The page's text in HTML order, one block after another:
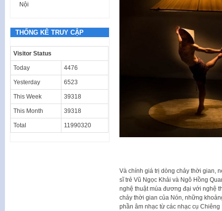
Và chính giá trị dòng chảy thời gian,
sĩ trẻ Vũ Ngọc Khải và Ngô Hồng
nghệ thuật múa đương đại với nghệ
chảy thời gian của Nón, những
phần âm nhạc từ các nhạc cụ
Nội
THỐNG KÊ TRUY CẬP
Visitor Status
Today 4476
Yesterday 6523
This Week 39318
This Month 39318
Total 11990320